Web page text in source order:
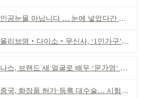
인공눈물 아닙니다 … 눈에 넣었다간 각막 손상
올리브영‧다이소‧무신사, ‘1인가구’가 이끈다
나스, 브랜드 새 얼굴로 배우 ‘문가영’ 발탁
중국, 화장품 허가·등록 대수술… 시험자료 공용 허용